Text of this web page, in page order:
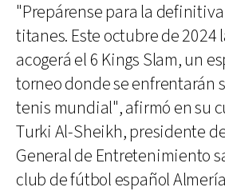
"Prepárense para la
titanes. Este octubre de 2024
acogerá el 6 Kings Slam, un
torneo donde se enfrentarán
tenis mundial", afirmó en su
Turki Al-Sheikh, presidente
General de Entretenimiento
club de fútbol español